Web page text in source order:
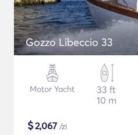
Gozzo Libeccio 33
Motor Yacht
33 ft
10 m
$2,067 /zi